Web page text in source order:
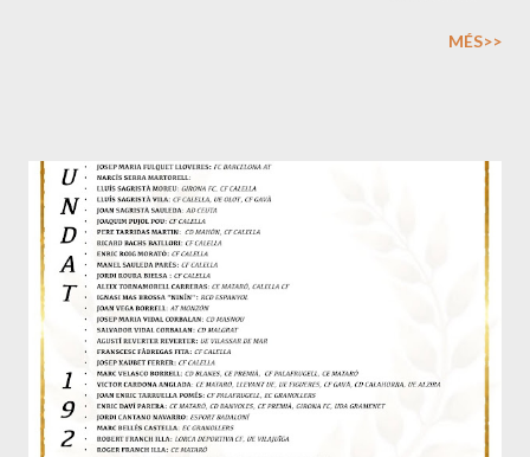
Temp. 2004 - 2005: David Roca (14) , Octavi Anoro (10) i Ricard
Ripoll (9) - Temp. 2005 - 2006: Jordi Luna (14) , Octavi Anoro (8)
i Luís García (7) - Temp. 2006 - 2007: Jordi Cantano (11) , Carlos
Verde (9) i Jordi Luna (8) - Temp. 2007 - 2008: Octavi Anoro
(16) , Sergi Jimenz (8) i Xavi Riera (7) - Temp. 2008 - 2009:
German Valle (28) , Jordi C...
MÉS>>